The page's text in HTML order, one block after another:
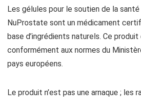
Les gélules pour le soutien de la
NuProstate sont un médicament
base d’ingrédients naturels. Ce
conformément aux normes du
pays européens.
Le produit n’est pas une arnaque ; les